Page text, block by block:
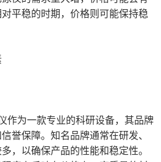
平稳的时期，价格则可能保持稳
作为一款专业的科研设备，其品牌
誉保障。知名品牌通常在研发、
，以确保产品的性能和稳定性。